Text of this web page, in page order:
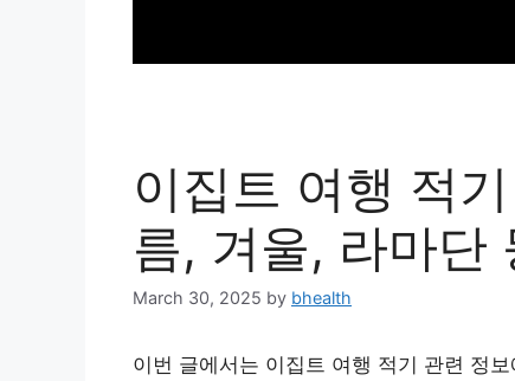
이집트 여행 적
름, 겨울, 라마단
March 30, 2025 by bhealth
이번 글에서는 이집트 여행 적기 관련 정